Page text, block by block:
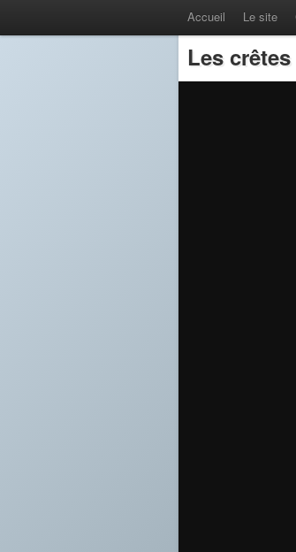
Accueil Le site
Les